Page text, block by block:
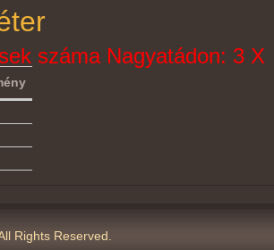
száma Nagyatádon: 3 X
Rights Reserved.